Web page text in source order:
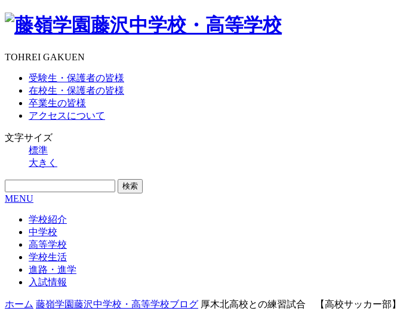
TOHREI GAKUEN
受験生・保護者の皆様
在校生・保護者の皆様
卒業生の皆様
アクセスについて
文字サイズ
標準
大きく
MENU
学校紹介
中学校
高等学校
学校生活
進路・進学
入試情報
ホーム 藤嶺学園藤沢中学校・高等学校ブログ 厚木北高校との練習試合 【高校サッカー部】